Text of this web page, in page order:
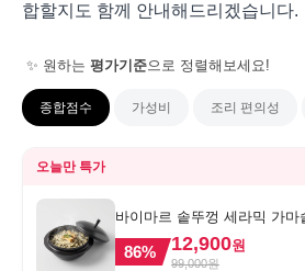
합할지도 함께 안내해드리겠습니다.
✨ 원하는 평가기준으로 정렬해보세요!
종합점수 가성비 조리 편의성
오늘만 특가
바이마르 솥뚜껑 세라믹 가마
86% 12,900원
99,000원